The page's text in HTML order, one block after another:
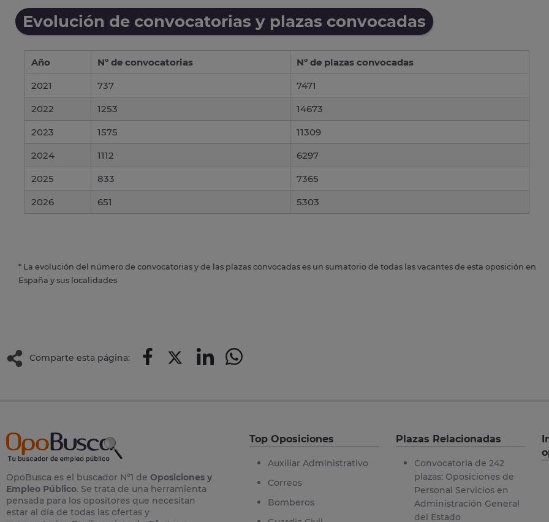
Evolución de convocatorias y plazas convocadas
Año Nº de convocatorias
Nº de plazas convocadas
2021
737
7471
2022
1253
14673
2023
1575
11309
2024
1112
6297
2025
833
7365
2026
651 5303
* La evolución del número de convocatorias y de las plazas convocadas es un sumatorio de todas las vacantes de esta oposición en
España y sus localidades
Comparte esta página:
OpoBusca es el buscador Nº1 de Oposiciones y
Empleo Público. Se trata de una herramienta
pensada para los opositores que necesitan
estar al día de todas las ofertas y
Top Oposiciones
Auxiliar Administrativo
Correos
Bomberos
Plazas Relacionadas
Convocatoria de 242
plazas: Oposiciones de
Personal Servicios en
Administración General
del Estado